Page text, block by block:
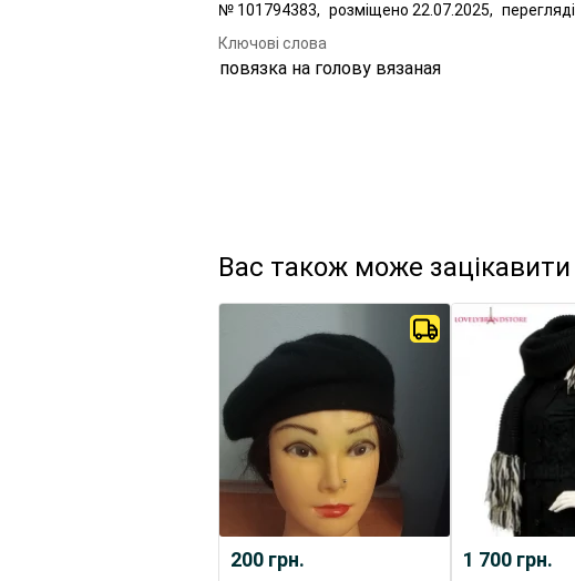
№ 101794383, розміщено 22.07.2025,
Ключові слова
повязка на голову вязаная
Вас також може зацікавити
200 грн. 1 700 грн.